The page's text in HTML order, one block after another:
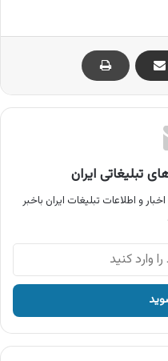
تبلیغاتی ایران
و اطلاعات تبلیغات ایران باخبر